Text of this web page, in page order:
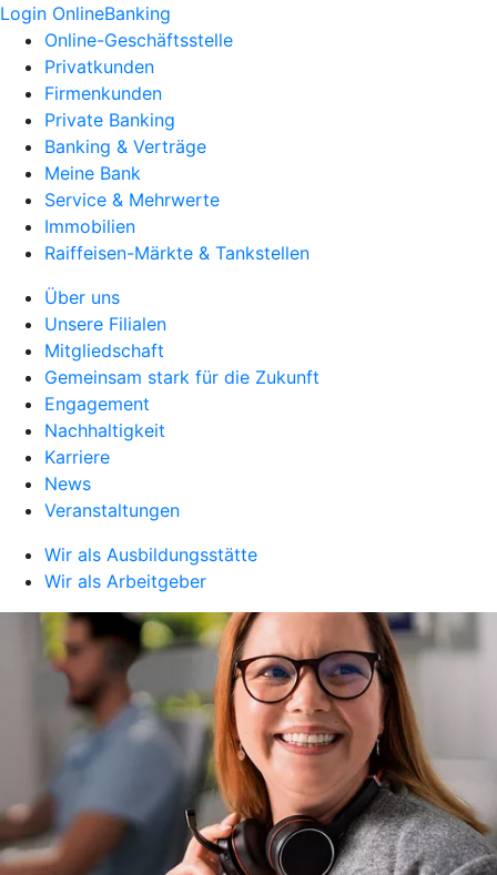
Login OnlineBanking
Online-Geschäftsstelle
Privatkunden
Firmenkunden
Private Banking
Banking & Verträge
Meine Bank
Service & Mehrwerte
Immobilien
Raiffeisen-Märkte & Tankstellen
Über uns
Unsere Filialen
Mitgliedschaft
Gemeinsam stark für die Zukunft
Engagement
Nachhaltigkeit
Karriere
News
Veranstaltungen
Wir als Ausbildungsstätte
Wir als Arbeitgeber